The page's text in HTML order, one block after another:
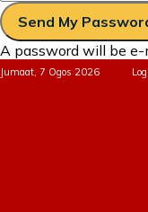
A password will be e-
Jumaat, 7 Ogos 2026